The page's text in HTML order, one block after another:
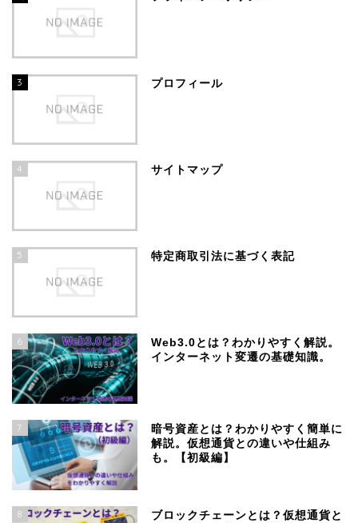
3 プロフィール
4 サイトマップ
5 特定商取引法に基づく表記
6
Web3.0とは？わかりやすく解説。
インターネット変遷の基礎知識。
7
暗号資産とは？わかりやすく簡単に
解説。仮想通貨との違いや仕組み
も。【初級編】
8
ブロックチェーンとは？仮想通貨と